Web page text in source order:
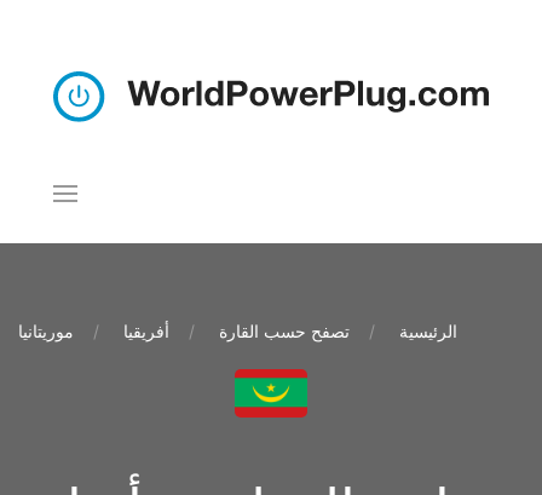
الرئيسية تصفح حسب القارة أفريقيا موريتانيا